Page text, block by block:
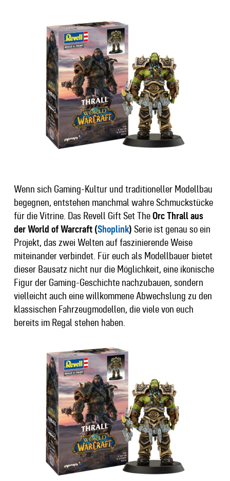
Wenn sich Gaming-Kultur und traditioneller Modellbau
begegnen, entstehen manchmal wahre Schmuckstücke
für die Vitrine. Das Revell Gift Set TheOrc Thrall aus
der World of Warcraft (Shoplink) Serie ist genau so ein
Projekt, das zwei Welten auf faszinierende Weise
miteinander verbindet. Für euch als Modellbauer bietet
dieser Bausatz nicht nur die Möglichkeit, eine ikonische
Figur der Gaming-Geschichte nachzubauen, sondern
vielleicht auch eine willkommene Abwechslung zu den
klassischen Fahrzeugmodellen, die viele von euch
bereits im Regal stehen haben.